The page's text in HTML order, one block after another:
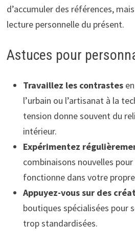
d’accumuler des références,
lecture personnelle du présent.
Astuces pour
Travaillez les contrastes
l’urbain ou l’artisanat à la
tension donne souvent du
intérieur.
Expérimentez
combinaisons nouvelles
fonctionne dans votre
Appuyez-vous sur des
boutiques spécialisées pour
trop standardisées.